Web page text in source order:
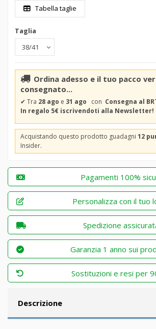
Tabella taglie
Taglia
Ordina adesso e il tuo pacco
consegnato...
✔ Tra 28 ago e 31 ago con Consegna al
In regalo 5€ iscrivendoti alla Newsletter!
Acquistando questo prodotto guadagni 12
Insider.
Pagamenti 100%
Personalizza con il tuo
Spedizione
Garanzia 1 anno sui
Sostituzioni e resi per
Descrizione